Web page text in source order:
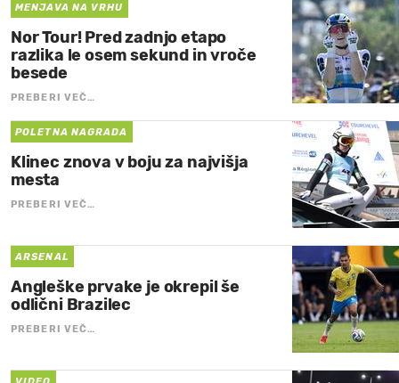
MENJAVA NA VRHU
Nor Tour! Pred zadnjo etapo
razlika le osem sekund in vroče
besede
PREBERI VEČ…
POLETNA NAGRADA
Klinec znova v boju za najvišja
mesta
PREBERI VEČ…
ARSENAL
Angleške prvake je okrepil še
odlični Brazilec
PREBERI VEČ…